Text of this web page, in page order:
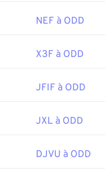
NEF à ODD
X3F à ODD
JFIF à ODD
JXL à ODD
DJVU à ODD